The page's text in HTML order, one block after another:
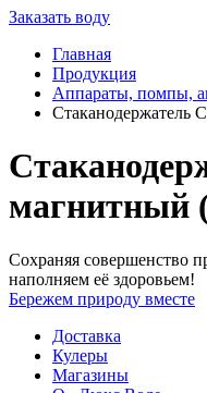
Заказать воду
Главная
Продукция
Аппараты, помпы,
Стаканодержатель
магнитный
Сохраняя совершенство
наполняем её здоровьем!
Бережем природу вместе
Доставка
Кулеры
Магазины